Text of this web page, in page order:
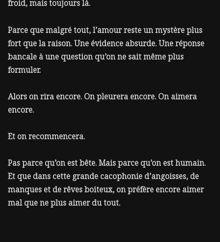
froid, mais toujours là.
Parce que malgré tout, l’amour reste un mystère plus
fort que la raison. Une évidence absurde. Une réponse
bancale à une question qu’on ne sait même plus
formuler.
Alors on rira encore. On pleurera encore. On aimera
encore.
Et on recommencera.
Pas parce qu’on est bête. Mais parce qu’on est humain.
Et que dans cette grande cacophonie d’angoisses, de
manques et de rêves boiteux, on préfère encore aimer
mal que ne plus aimer du tout.